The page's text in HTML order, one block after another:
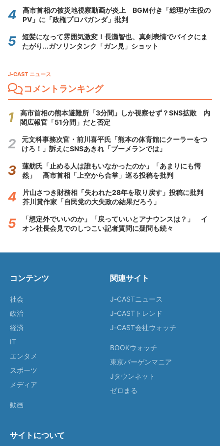
高市首相の被災地視察動画が炎上 BGM付き「総理が主役の
PV」に「政権プロパガンダ」批判
短髪になって雰囲気激変！長瀬智也、真剣表情でバイクにま
たがり...ガソリンタンク「ガン見」ショット
J-CAST ニュース
コメントランキング
高市首相の熊本避難所「3分間」しか視察せず？SNS拡散 内
閣広報官「51分間」だと否定
元文科事務次官・前川喜平氏「熊本の体育館にクーラーをつ
けろ！」訴えにSNSあきれ「ブーメランでは」
蓮舫氏「止める人は誰もいなかったのか」「あまりにも愕
然」 高市首相「上空から合掌」巡る投稿を批判
片山さつき財務相「失われた28年を取り戻す」投稿に批判
芥川賞作家「自民党の大失政の結果だろう」
「想定外でいいのか」「戻っていいとアナウンスは？」 イ
オン社長会見でのしつこい記者質問に疑問も続々
コンテンツ
社会
政治
経済
IT
エンタメ
スポーツ
メディア
動画
関連サイト
J-CASTニュース
J-CASTトレンド
J-CAST会社ウォッチ
BOOKウォッチ
東京バーゲンマニア
Jタウンネット
ゼロまる
サイトについて